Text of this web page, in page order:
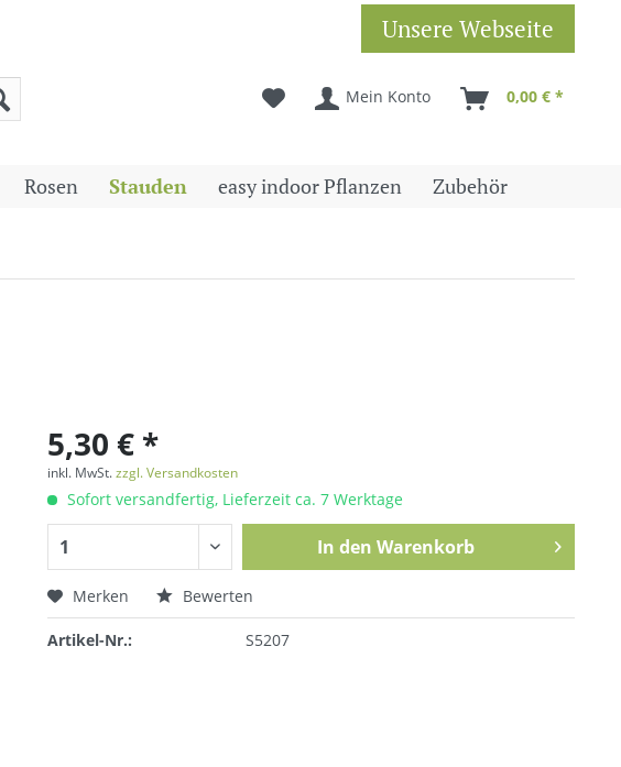
Unsere Webseite
Mein Konto 0,00 € *
Rosen Stauden easy indoor Pflanzen Zubehör
5,30 € *
inkl. MwSt.zzgl. Versandkosten
Sofort versandfertig, Lieferzeit ca. 7 Werktage
In den Warenkorb
Merken Bewerten
Artikel-Nr.: S5207